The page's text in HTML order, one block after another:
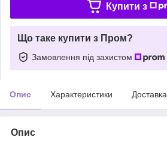
Купити з
Що таке купити з Пром?
Замовлення під захистом
Опис Характеристики Доставка
Опис